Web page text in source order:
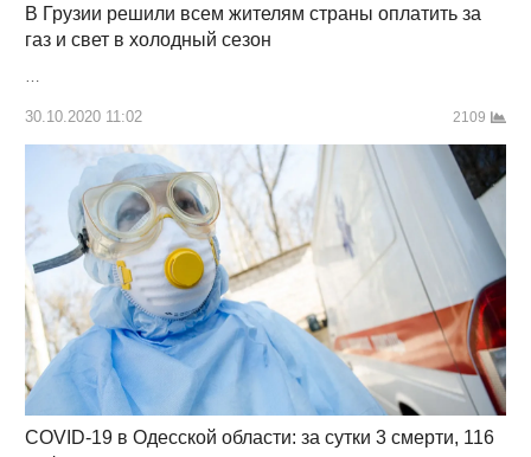
В Грузии решили всем жителям страны оплатить за
газ и свет в холодный сезон
…
30.10.2020 11:02 2109
COVID-19 в Одесской области: за сутки 3 смерти, 116